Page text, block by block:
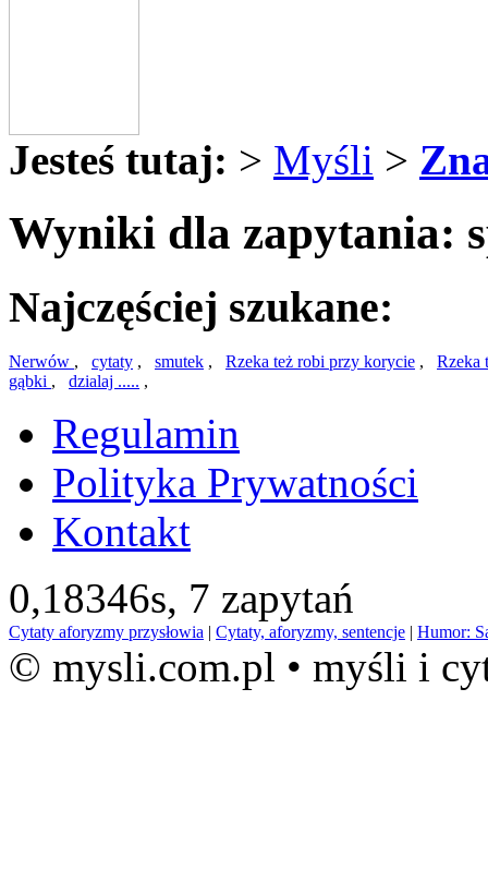
Jesteś tutaj: > Myśli >
Wyniki dla zapytania:
Najczęściej szukane:
Nerwów , cytaty , smutek , Rzeka też robi przy korycie , Rzeka
gąbki , dzialaj ..... ,
Regulamin
Polityka Prywatności
Kontakt
0,18346s, 7 zapytań
Cytaty aforyzmy przysłowia | Cytaty, aforyzmy, sentencje | Humor:
© mysli.com.pl • myśli i